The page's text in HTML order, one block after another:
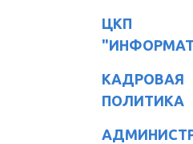
ЦКП
КАДРОВАЯ
ПОЛИТИКА